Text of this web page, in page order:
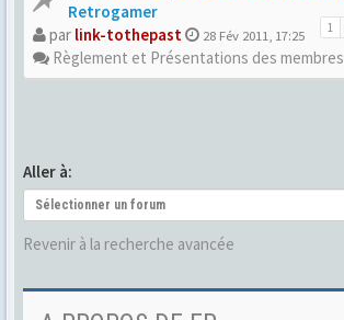
Retrogamer
1
par link-tothepast 28 Fév 2011, 17:25
Règlement et Présentations des membres
Aller à:
Sélectionner un forum
Revenir à la recherche avancée